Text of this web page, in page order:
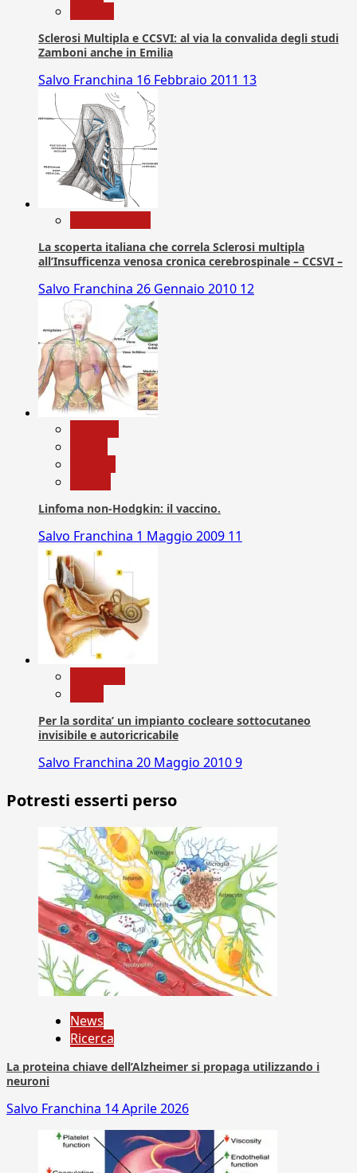
Sclerosi Multipla e CCSVI: al via la convalida degli studi
Zamboni anche in Emilia
Salvo Franchina 16 Febbraio 2011 13
La scoperta italiana che correla Sclerosi multipla
all’Insufficenza venosa cronica cerebrospinale – CCSVI –
Salvo Franchina 26 Gennaio 2010 12
Linfoma non-Hodgkin: il vaccino.
Salvo Franchina 1 Maggio 2009 11
Per la sordita’ un impianto cocleare sottocutaneo
invisibile e autoricricabile
Salvo Franchina 20 Maggio 20109
Potresti esserti perso
News
Ricerca
La proteina chiave dell’Alzheimer si propaga utilizzando i
neuroni
Salvo Franchina 14 Aprile 2026